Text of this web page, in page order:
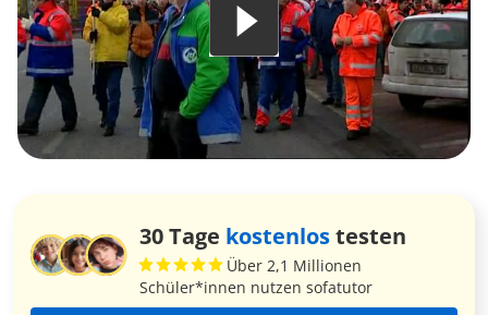
30 Tage kostenlostesten
Über 2,1 Millionen
Schüler*innen nutzen sofatutor